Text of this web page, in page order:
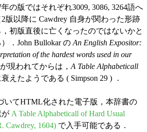
年の版ではそれぞれ3009, 3086, 3264語へ
版以降に Cawdrey 自身が関わった形跡
初版直後に亡くなったのではないかと
．John Bullokar の An English Expositor:
of the hardest words used in our
現われてからは， A Table Alphabeticall
えたようである ( Simpson 29 ) ．
いてHTML化された電子版，本辞書の
が A Table Alphabeticall of Hard Usual
Cawdrey, 1604) で入手可能である．